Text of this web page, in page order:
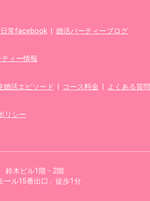
日常facebook 婚活パーティーブログ
ィー情報
婚活エピソード コース料金 よくある質問
リシー
木ビル1階・2階
ール15番出口」徒歩1分